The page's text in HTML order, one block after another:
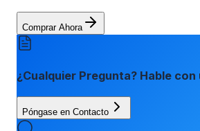
Comprar Ahora
¿Cualquier Pregunta? Hable con
Póngase en Contacto